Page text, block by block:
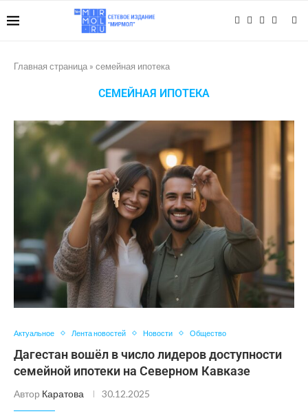
Главная страница » семейная ипотека
СЕМЕЙНАЯ ИПОТЕКА
Актуальное Лента новостей Новости Общество
Дагестан вошёл в число лидеров доступности
семейной ипотеки на Северном Кавказе
Автор Каратова 30.12.2025